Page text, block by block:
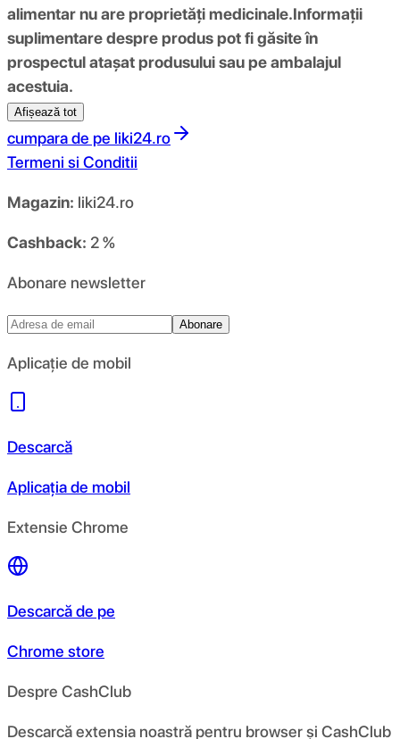
alimentar nu are proprietăți medicinale.Informații
suplimentare despre produs pot fi găsite în
prospectul atașat produsului sau pe ambalajul
acestuia.
Afișează tot
cumpara de pe liki24.ro
Termeni si Conditii
Magazin: liki24.ro
Cashback: 2 %
Abonare newsletter
Abonare
Aplicație de mobil
Descarcă
Aplicația de mobil
Extensie Chrome
Descarcă de pe
Chrome store
Despre CashClub
Descarcă extensia noastră pentru browser și CashClub